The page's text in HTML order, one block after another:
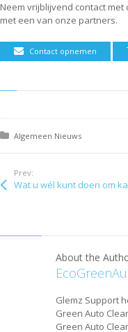
Neem vrijblijvend contact
met een van onze partners.
Contact opnemen
Posted in:
Algemeen Nieuws
Prev:
Wat u wél kunt doen om kans op
About the
Glemz Support
Green Auto
Green Auto